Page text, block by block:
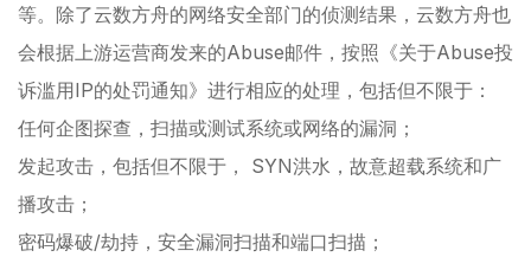
等。除了云数方舟的网络安全部门的侦测结果，云数方舟也
会根据上游运营商发来的Abuse邮件，按照《关于Abuse投
诉滥用IP的处罚通知》进行相应的处理，包括但不限于：
任何企图探查，扫描或测试系统或网络的漏洞；
发起攻击，包括但不限于， SYN洪水，故意超载系统和广
播攻击；
密码爆破/劫持，安全漏洞扫描和端口扫描；